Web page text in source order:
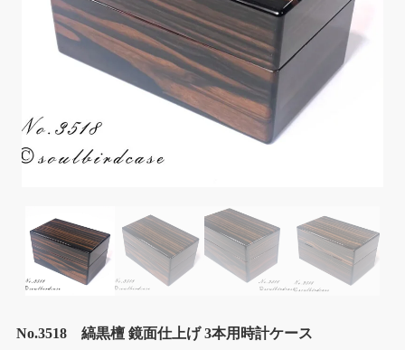
No.3518 縞黒檀 鏡面仕上げ 3本用時計ケース